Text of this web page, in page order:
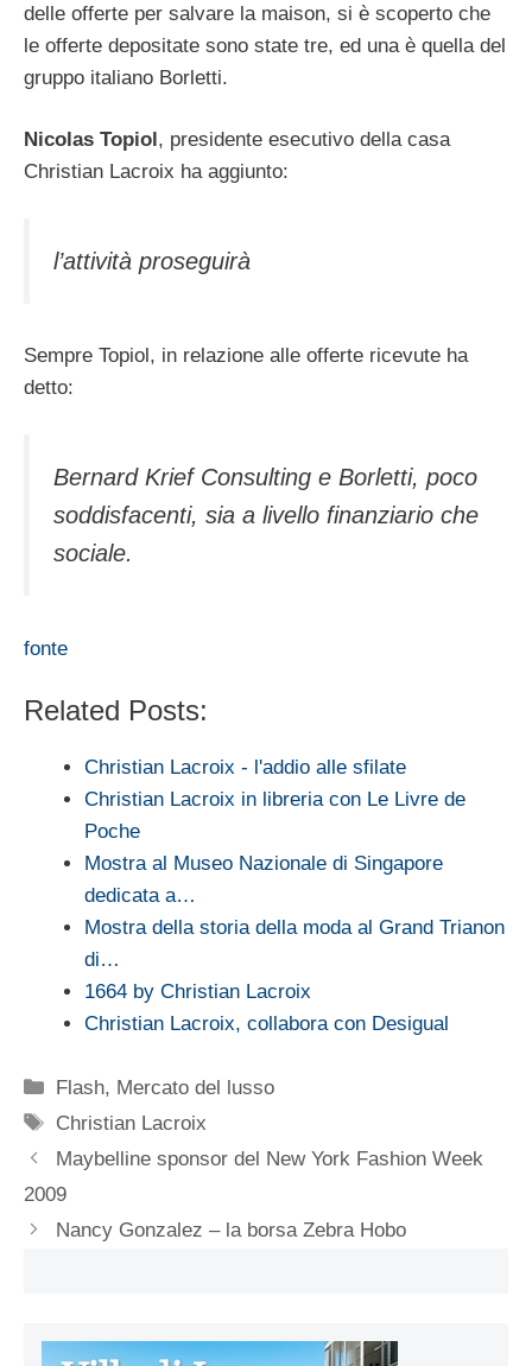
delle offerte per salvare la maison, si è scoperto che
le offerte depositate sono state tre, ed una è quella del
gruppo italiano Borletti.
Nicolas Topiol , presidente esecutivo della casa
Christian Lacroix ha aggiunto:
l’attività proseguirà
Sempre Topiol, in relazione alle offerte ricevute ha
detto:
Bernard Krief Consulting e Borletti, poco
soddisfacenti, sia a livello finanziario che
sociale.
fonte
Related Posts:
Christian Lacroix - l'addio alle sfilate
Christian Lacroix in libreria con Le Livre de
Poche
Mostra al Museo Nazionale di Singapore
dedicata a…
Mostra della storia della moda al Grand Trianon
di…
1664 by Christian Lacroix
Christian Lacroix, collabora con Desigual
Categorie
Flash, Mercato del lusso
Tag
Christian Lacroix
Maybelline sponsor del New York Fashion Week
2009
Nancy Gonzalez – la borsa Zebra Hobo